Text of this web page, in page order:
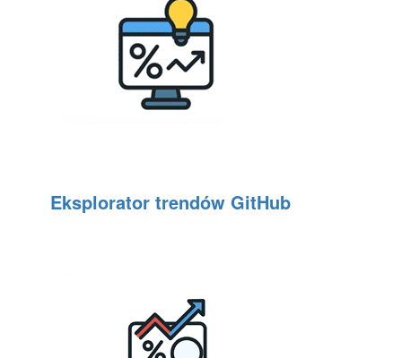
Eksplorator trendów GitHub